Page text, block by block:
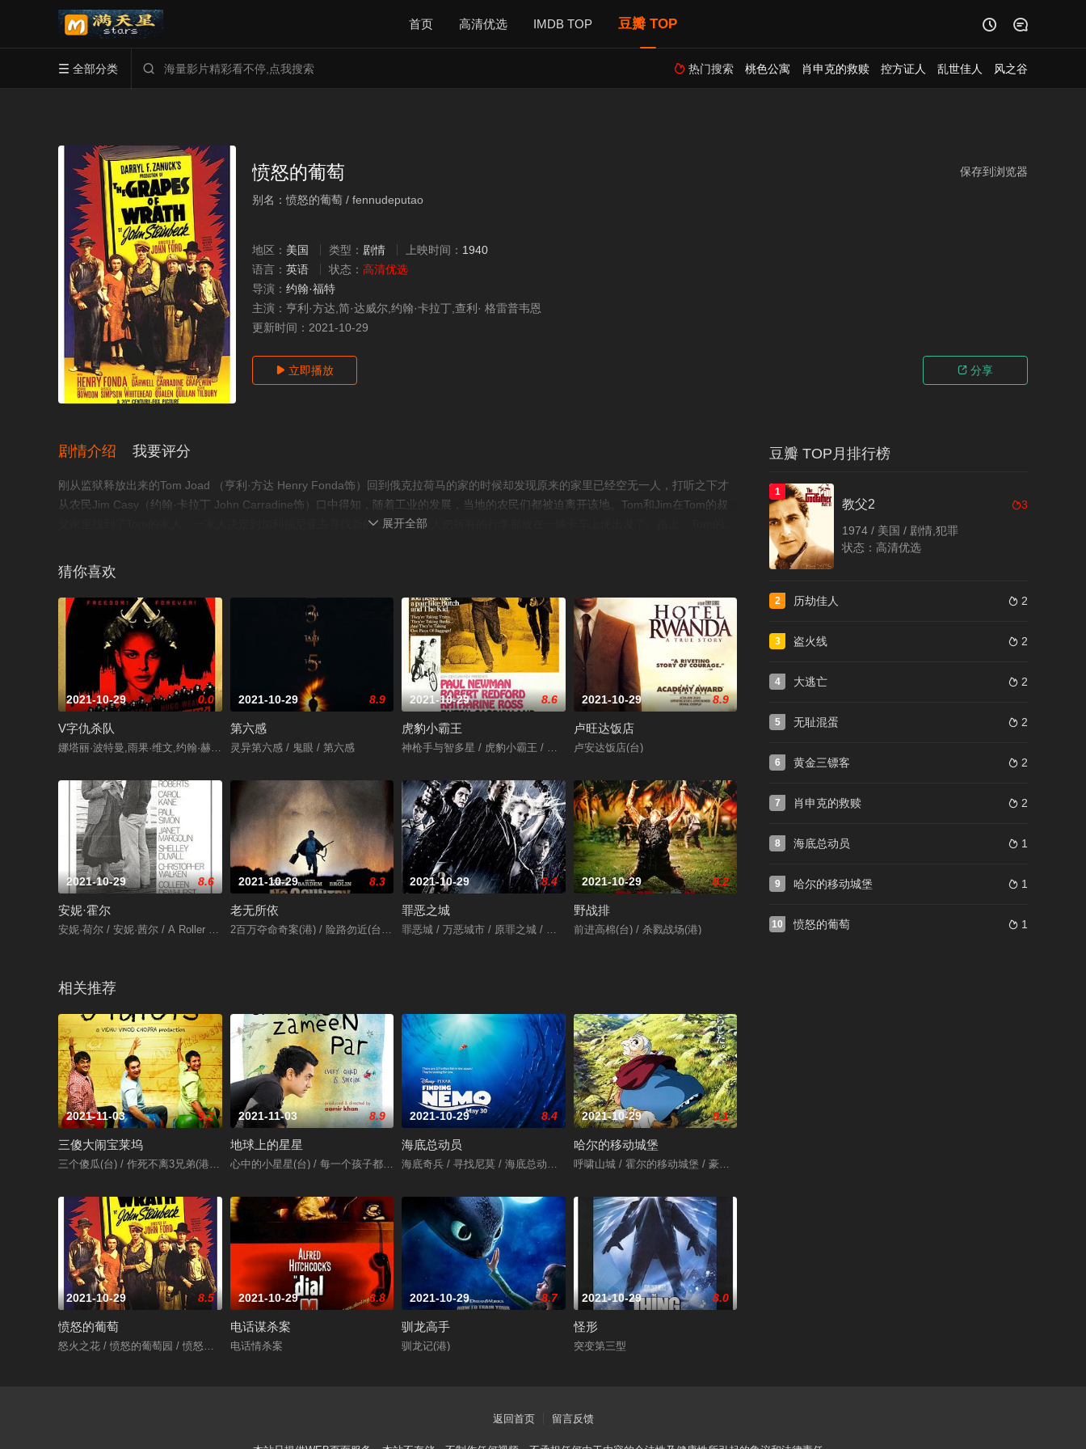
首页 高清优选 IMDB TOP 豆瓣 TOP  
 全部分类   热门搜索 桃色公寓 肖申克的救赎 控方证人 乱世佳人 风之谷
保存到浏览器
愤怒的葡萄
别名：愤怒的葡萄 / fennudeputao
地区： 美国 类型： 剧情 上映时间： 1940
语言： 英语 状态： 高清优选
导演： 约翰·福特
主演： 亨利·方达,简·达威尔,约翰·卡拉丁,查利· 格雷普韦恩
更新时间： 2021-10-29
 立即播放  分享
剧情介绍 我要评分
刚从监狱释放出来的Tom Joad （亨利·方达 Henry Fonda饰）回到俄克拉荷马的家的时候却发现原来的家里已经空无一人，打听之下才
从农民Jim Casy（约翰·卡拉丁 John Carradine饰）口中得知，随着工业的发展，当地的农民们都被迫离开该地。Tom和Jim在Tom的叔
父家里找到了Tom的家人，一家人决定到加利福尼亚去寻找新的工作。一家人把所有的行李都放在一辆卡车上便出发了。路上，Tom的祖
仇也杀了人，只能匆匆逃亡。一家人只能离开，去寻找下一个安身的地方，无家可归的农民们到底路在何方.....本片改编自斯坦贝克的同
名小说，获1941年奥斯卡最佳导演奖。©豆瓣
 展开全部
猜你喜欢
2021-10-29 0.0
V字仇杀队
娜塔丽·波特曼,雨果·维文,约翰·赫特,斯蒂芬·瑞,斯蒂芬·弗雷,詹姆斯·麦克提格
2021-10-29 8.9
第六感
灵异第六感 / 鬼眼 / 第六感
2021-10-29 8.6
虎豹小霸王
神枪手与智多星 / 虎豹小霸王 / 智多星布奇与太阳舞小子
2021-10-29 8.9
卢旺达饭店
卢安达饭店(台)
2021-10-29 8.6
安妮·霍尔
安妮·荷尔 / 安妮·茜尔 / A Roller Coaster Named Desire / Anhedonia
2021-10-29 8.3
老无所依
2百万夺命奇案(港) / 险路勿近(台) / 人心不古
2021-10-29 8.4
罪恶之城
罪恶城 / 万恶城市 / 原罪之城 / 罪恶都市 / 罪恶之城
2021-10-29 8.2
野战排
前进高棉(台) / 杀戮战场(港)
相关推荐
2021-11-03 9.2
三傻大闹宝莱坞
三个傻瓜(台) / 作死不离3兄弟(港) / 三个白痴 / 三个傻蛋 / 三个呆瓜 / 三生万悟 / 寻找兰彻 / Three Idiots
2021-11-03 8.9
地球上的星星
心中的小星星(台) / 每一个孩子都是特别的 / तारे ज़मीन पर / Like Stars on Earth
2021-10-29 8.4
海底总动员
海底奇兵 / 寻找尼莫 / 海底总动员3D / Finding Nemo 3D
2021-10-29 9.1
哈尔的移动城堡
呼啸山城 / 霍尔的移动城堡 / 豪尔的机动城堡 / Howl's Moving Castle / Hauru no ugoku shiro
2021-10-29 8.5
愤怒的葡萄
怒火之花 / 愤怒的葡萄园 / 愤怒的葡萄
2021-10-29 8.8
电话谋杀案
电话情杀案
2021-10-29 8.7
驯龙高手
驯龙记(港)
2021-10-29 8.0
怪形
突变第三型
豆瓣 TOP月排行榜
1
3
教父2
1974 / 美国 / 剧情,犯罪
状态：高清优选
2  2
历劫佳人
3  2
盗火线
4  2
大逃亡
5  2
无耻混蛋
6  2
黄金三镖客
7  2
肖申克的救赎
8  1
海底总动员
9  1
哈尔的移动城堡
10  1
愤怒的葡萄
返回首页 留言反馈